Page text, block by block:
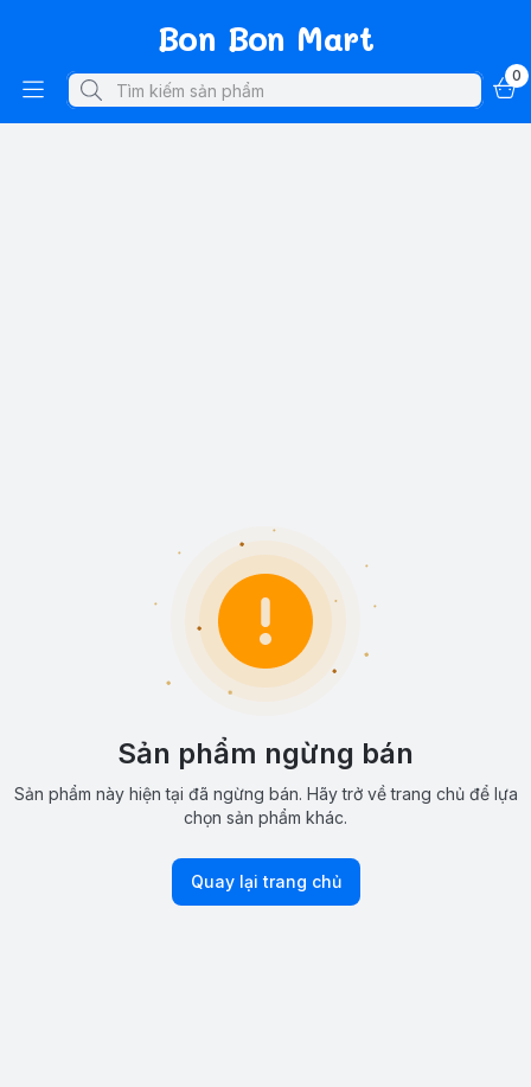
Bon Bon Mart
0
Sản phẩm ngừng bán
Sản phẩm này hiện tại đã ngừng bán. Hãy trở về trang chủ để lựa
chọn sản phẩm khác.
Quay lại trang chủ